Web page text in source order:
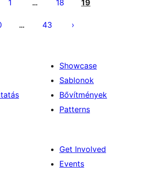
1 … 18 19
… 43
Showcase
Sablonok
Bővítmények
Patterns
Get Involved
Events